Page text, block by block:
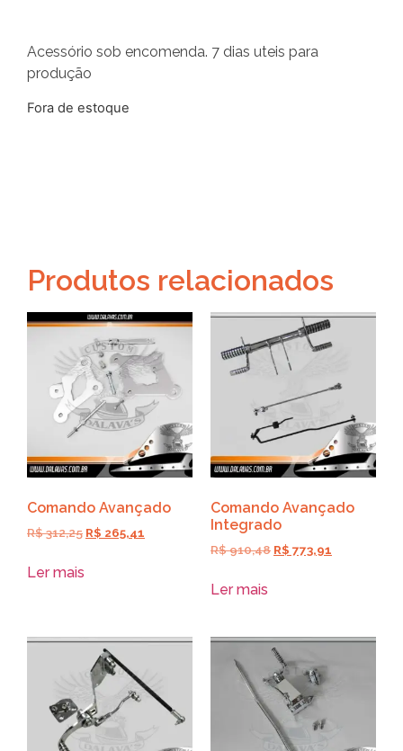
Acessório sob encomenda. 7 dias uteis para
produção
Fora de estoque
Produtos relacionados
Comando Avançado
R$312,25 R$ 265,41
Ler mais
Comando Avançado
Integrado
R$910,48 R$ 773,91
Ler mais